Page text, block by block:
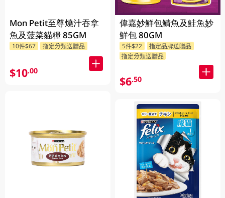
Mon Petit至尊燒汁吞拿
魚及菠菜貓糧 85GM
10件$67 指定分類送贈品
$10.00
偉嘉妙鮮包鯖魚及鮭魚妙
鮮包 80GM
5件$22
指定品牌送贈品
指定分類送贈品
$6.50